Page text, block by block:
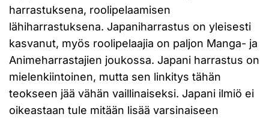
harrastuksena, roolipelaamisen
lähiharrastuksena. Japaniharrastus on yleisesti
kasvanut, myös roolipelaajia on paljon Manga- ja
Animeharrastajien joukossa. Japani harrastus on
mielenkiintoinen, mutta sen linkitys tähän
teokseen jää vähän vaillinaiseksi. Japani ilmiö ei
oikeastaan tule mitään lisää varsinaiseen